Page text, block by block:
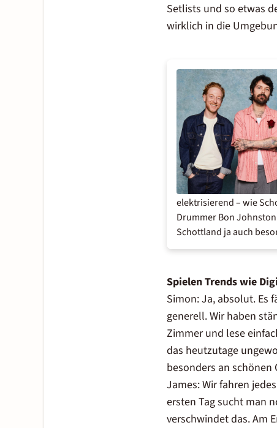
Setlists und so etwas
wirklich in die
elektrisierend – wie
Drummer Bon
Schottland ja auch
Spielen Trends wie
Simon: Ja, absolut. Es
generell. Wir haben
Zimmer und lese
das heutzutage
besonders an schönen
James: Wir fahren
ersten Tag sucht man
verschwindet das. Am